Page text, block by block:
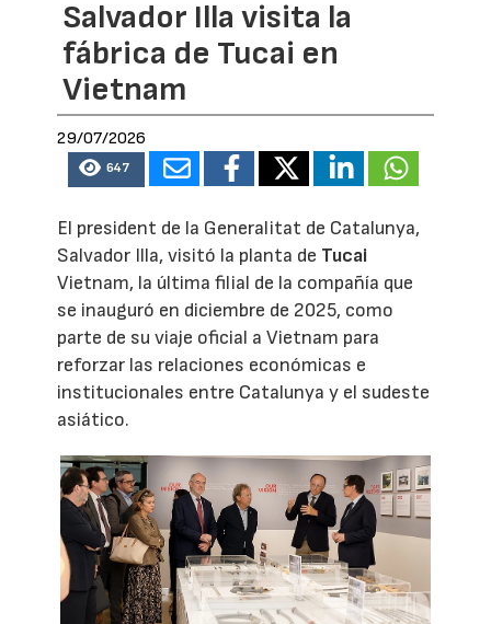
Salvador Illa visita la
fábrica de Tucai en
Vietnam
29/07/2026
647
El president de la Generalitat de Catalunya,
Salvador Illa, visitó la planta de Tucai
Vietnam, la última filial de la compañía que
se inauguró en diciembre de 2025, como
parte de su viaje oficial a Vietnam para
reforzar las relaciones económicas e
institucionales entre Catalunya y el sudeste
asiático.